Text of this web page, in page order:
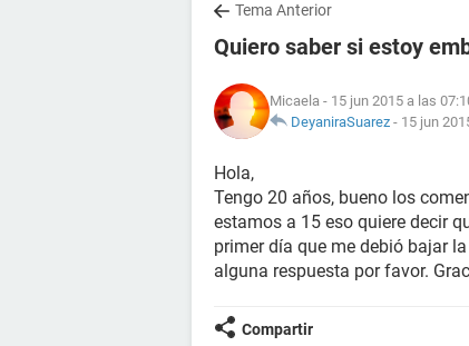
Tema Anterior
Quiero saber si estoy
Micaela - 15 jun 2015 a las
DeyaniraSuarez - 15 jun
Hola,
Tengo 20 años, bueno los
estamos a 15 eso quiere decir
primer día que me debió bajar
alguna respuesta por favor.
Compartir